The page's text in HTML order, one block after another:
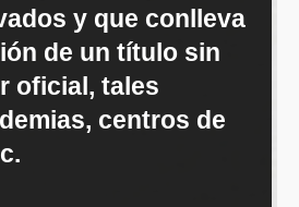
y que conlleva
de un título sin
oficial, tales
centros de
etc.